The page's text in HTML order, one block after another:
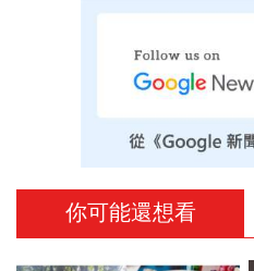
你可能還想看